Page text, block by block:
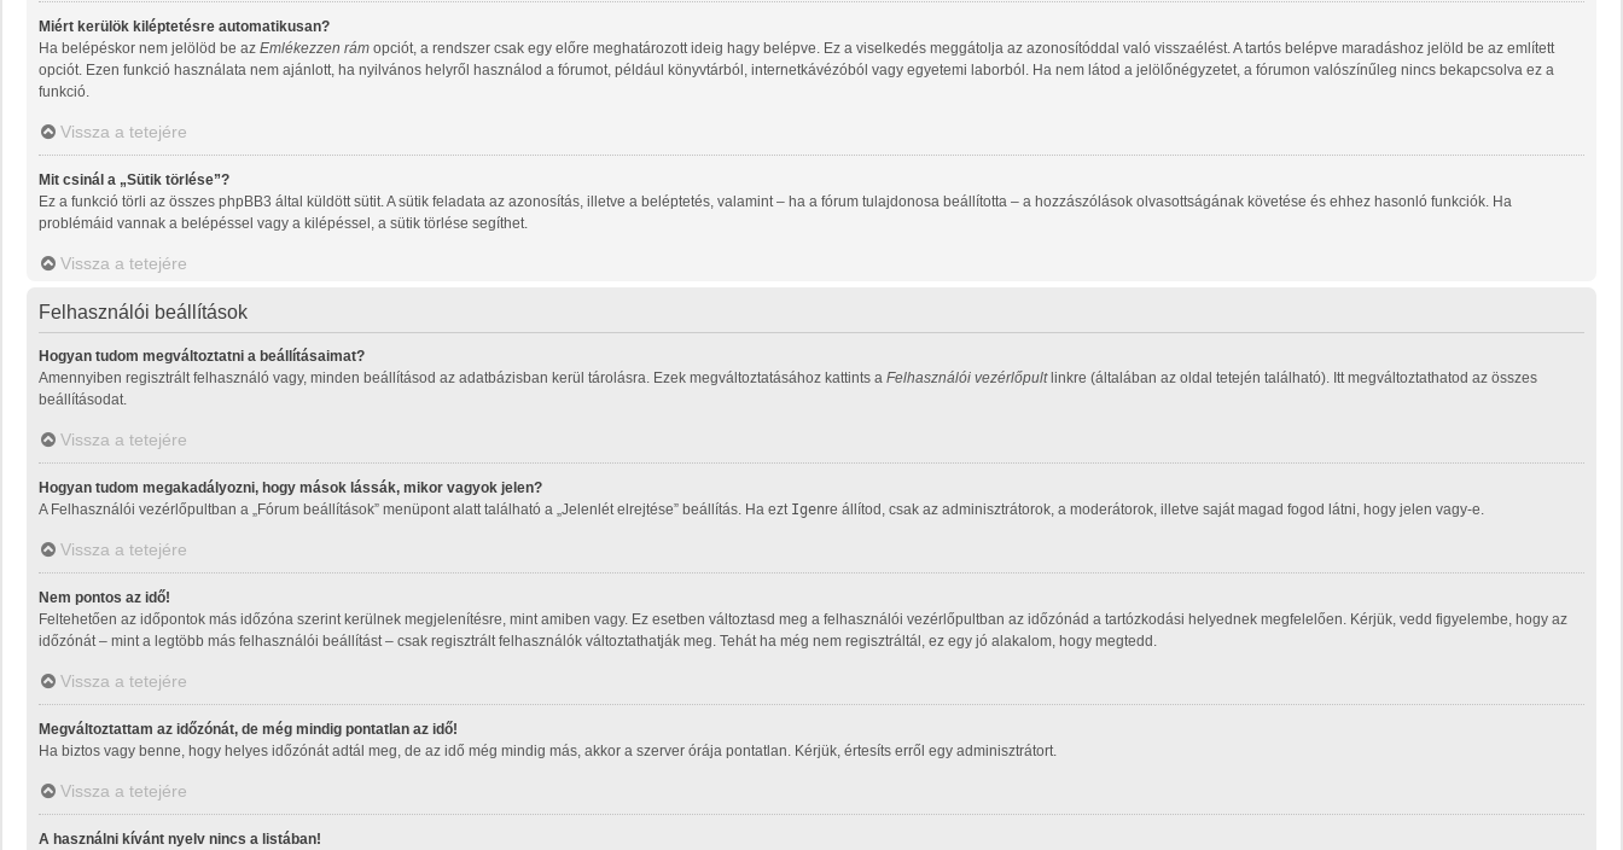
Miért kerülök kiléptetésre automatikusan?
Ha belépéskor nem jelölöd be az Emlékezzen rám opciót, a rendszer csak egy előre meghatározott ideig hagy belépve. Ez a viselkedés meggátolja az azonosítóddal való visszaélést. A tartós belépve maradáshoz jelöld be az említett
opciót. Ezen funkció használata nem ajánlott, ha nyilvános helyről használod a fórumot, például könyvtárból, internetkávézóból vagy egyetemi laborból. Ha nem látod a jelölőnégyzetet, a fórumon valószínűleg nincs bekapcsolva ez a
funkció.
Vissza a tetejére
Mit csinál a „Sütik törlése”?
Ez a funkció törli az összes phpBB3 által küldött sütit. A sütik feladata az azonosítás, illetve a beléptetés, valamint – ha a fórum tulajdonosa beállította – a hozzászólások olvasottságának követése és ehhez hasonló funkciók. Ha
problémáid vannak a belépéssel vagy a kilépéssel, a sütik törlése segíthet.
Vissza a tetejére
Felhasználói beállítások
Hogyan tudom megváltoztatni a beállításaimat?
Amennyiben regisztrált felhasználó vagy, minden beállításod az adatbázisban kerül tárolásra. Ezek megváltoztatásához kattints a Felhasználói vezérlőpultlinkre (általában az oldal tetején található). Itt megváltoztathatod az összes
beállításodat.
Vissza a tetejére
Hogyan tudom megakadályozni, hogy mások lássák, mikor vagyok jelen?
A Felhasználói vezérlőpultban a „Fórum beállítások” menüpont alatt található a „Jelenlét elrejtése” beállítás. Ha ezt Igenre állítod, csak az adminisztrátorok, a moderátorok, illetve saját magad fogod látni, hogy jelen vagy-e.
Vissza a tetejére
Nem pontos az idő!
Feltehetően az időpontok más időzóna szerint kerülnek megjelenítésre, mint amiben vagy. Ez esetben változtasd meg a felhasználói vezérlőpultban az időzónád a tartózkodási helyednek megfelelően. Kérjük, vedd figyelembe, hogy az
időzónát – mint a legtöbb más felhasználói beállítást – csak regisztrált felhasználók változtathatják meg. Tehát ha még nem regisztráltál, ez egy jó alakalom, hogy megtedd.
Vissza a tetejére
Megváltoztattam az időzónát, de még mindig pontatlan az idő!
Ha biztos vagy benne, hogy helyes időzónát adtál meg, de az idő még mindig más, akkor a szerver órája pontatlan. Kérjük, értesíts erről egy adminisztrátort.
Vissza a tetejére
A használni kívánt nyelv nincs a listában!